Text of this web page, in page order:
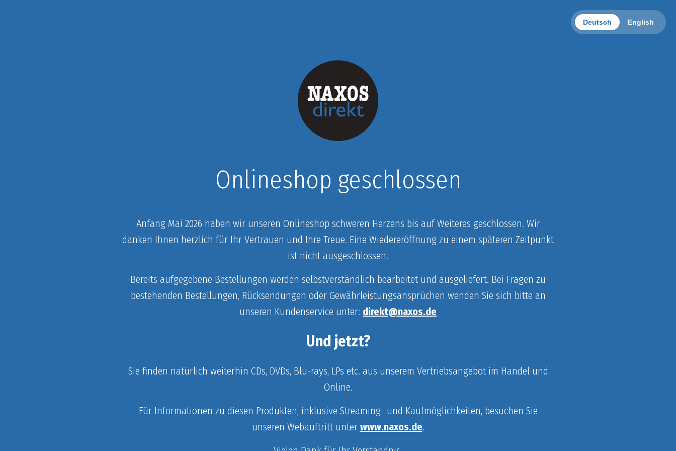
Deutsch English
Onlineshop geschlossen
Anfang Mai 2026 haben wir unseren Onlineshop schweren Herzens bis auf Weiteres geschlossen. Wir
danken Ihnen herzlich für Ihr Vertrauen und Ihre Treue. Eine Wiedereröffnung zu einem späteren Zeitpunkt
ist nicht ausgeschlossen.
Bereits aufgegebene Bestellungen werden selbstverständlich bearbeitet und ausgeliefert. Bei Fragen zu
bestehenden Bestellungen, Rücksendungen oder Gewährleistungsansprüchen wenden Sie sich bitte an
unseren Kundenservice unter: direkt@naxos.de
Und jetzt?
Sie finden natürlich weiterhin CDs, DVDs, Blu-rays, LPs etc. aus unserem Vertriebsangebot im Handel und
Online.
Für Informationen zu diesen Produkten, inklusive Streaming- und Kaufmöglichkeiten, besuchen Sie
unseren Webauftritt unter www.naxos.de.